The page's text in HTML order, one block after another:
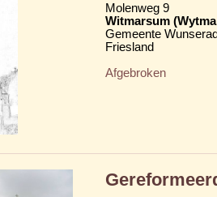
Molenweg 9
Witmarsum
Gemeente
Friesland
Afgebroken